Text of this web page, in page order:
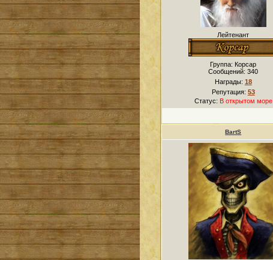
Лейтенант
Группа: Корсар
Сообщений:340
Награды: 18
Репутация: 53
Статус: В открытом море
BartS